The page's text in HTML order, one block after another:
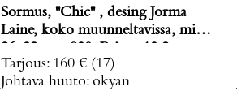
Sormus, ''Chic'' , desing Jorma
Laine, koko muunneltavissa, mitat
Tarjous: 160 € (17)
Johtava huuto: okyan